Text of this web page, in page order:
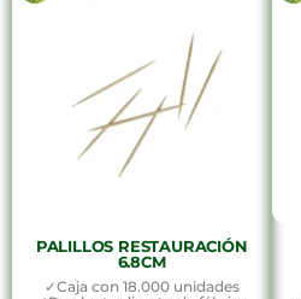
PALILLOS RESTAURACIÓN
6.8CM
✓Caja con 18.000 unidades